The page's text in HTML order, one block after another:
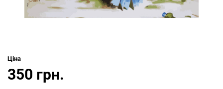
Ціна
350 грн.